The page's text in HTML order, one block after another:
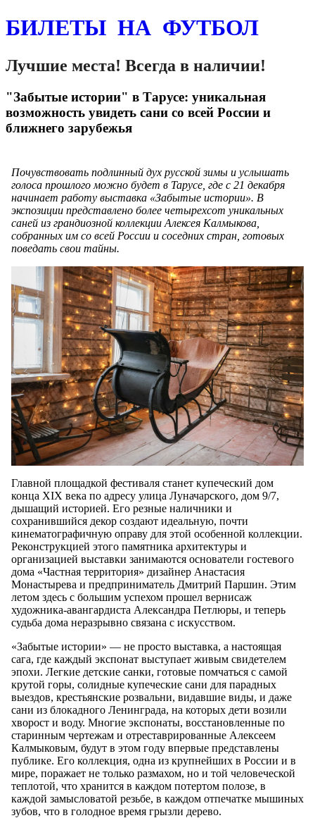
БИЛЕТЫ НА ФУТБОЛ
Лучшие места! Всегда в наличии!
"Забытые истории" в Тарусе: уникальная
возможность увидеть сани со всей России и
ближнего зарубежья
Почувствовать подлинный дух русской зимы и услышать
голоса прошлого можно будет в Тарусе, где с 21 декабря
начинает работу выставка «Забытые истории». В
экспозиции представлено более четырехсот уникальных
саней из грандиозной коллекции Алексея Калмыкова,
собранных им со всей России и соседних стран, готовых
поведать свои тайны.
Главной площадкой фестиваля станет купеческий дом
конца XIX века по адресу улица Луначарского, дом 9/7,
дышащий историей. Его резные наличники и
сохранившийся декор создают идеальную, почти
кинематографичную оправу для этой особенной коллекции.
Реконструкцией этого памятника архитектуры и
организацией выставки занимаются основатели гостевого
дома «Частная территория» дизайнер Анастасия
Монастырева и предприниматель Дмитрий Паршин. Этим
летом здесь с большим успехом прошел вернисаж
художника-авангардиста Александра Петлюры, и теперь
судьба дома неразрывно связана с искусством.
«Забытые истории» — не просто выставка, а настоящая
сага, где каждый экспонат выступает живым свидетелем
эпохи. Легкие детские санки, готовые помчаться с самой
крутой горы, солидные купеческие сани для парадных
выездов, крестьянские розвальни, видавшие виды, и даже
сани из блокадного Ленинграда, на которых дети возили
хворост и воду. Многие экспонаты, восстановленные по
старинным чертежам и отреставрированные Алексеем
Калмыковым, будут в этом году впервые представлены
публике. Его коллекция, одна из крупнейших в России и в
мире, поражает не только размахом, но и той человеческой
теплотой, что хранится в каждом потертом полозе, в
каждой замысловатой резьбе, в каждом отпечатке мышиных
зубов, что в голодное время грызли дерево.